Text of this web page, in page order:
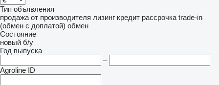
Тип объявления
продажа от производителя лизинг кредит рассрочка trade-in
(обмен с доплатой) обмен
Состояние
новый б/у
Год выпуска
–
Agroline ID